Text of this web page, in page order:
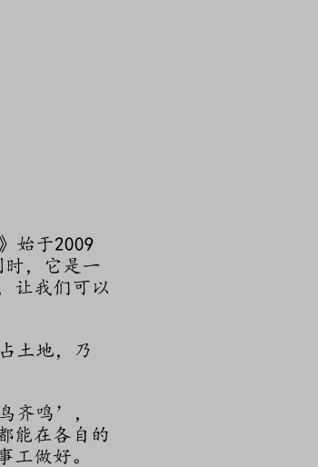
始于2009
，它是一
让我们可以
土地，乃
齐鸣’，
能在各自的
做好。